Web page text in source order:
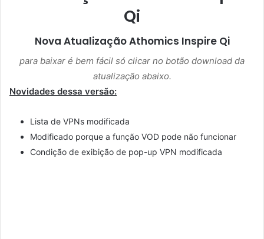
Qi
Nova AtualizaçãoAthomics Inspire Qi
para baixar é bem fácil só clicar no botão download da
atualização abaixo.
Novidades dessa versão:
Lista de VPNs modificada
Modificado porque a função VOD pode não funcionar
Condição de exibição de pop-up VPN modificada